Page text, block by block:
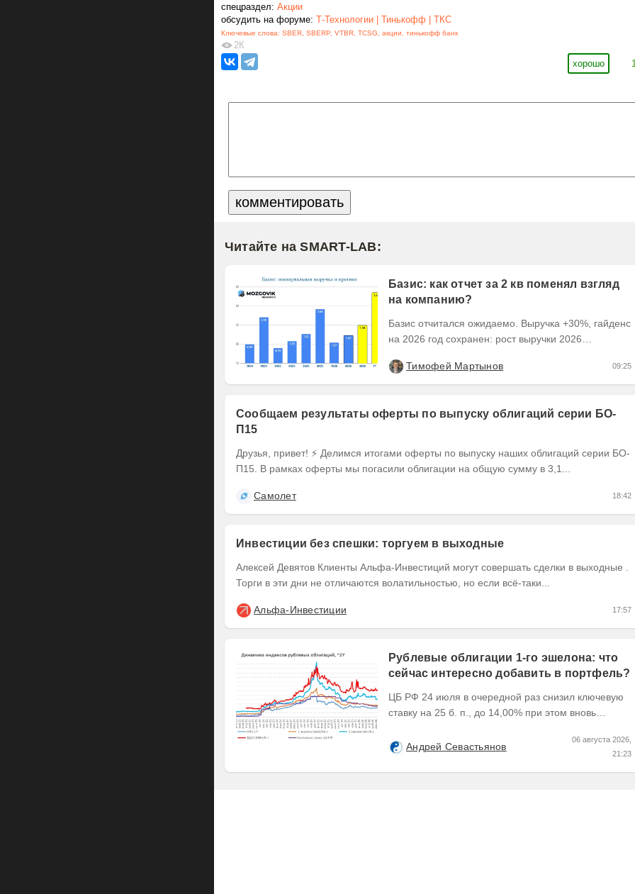
спецраздел: Акции
обсудить на форуме: Т-Технологии | Тинькофф | ТКС
Ключевые слова: SBER SBERP VTBR TCSG акции тинькофф банк
2К
хорошо
Читайте на SMART-LAB:
Базис: как отчет за 2 кв поменял взгляд
на компанию?
Базис отчитался ожидаемо. Выручка +30%, гайденс
на 2026 год сохранен: рост выручки 2026
OIBDA 60%....
Тимофей Мартынов 09:25
Сообщаем результаты оферты по выпуску облигаций серии БО-
П15
Друзья, привет! ⚡️ Делимся итогами оферты по выпуску наших облигаций серии БО-
П15. В рамках оферты мы погасили облигации на общую сумму в 3,1...
Самолет 18:42
Инвестиции без спешки: торгуем в выходные
Алексей Девятов Клиенты Альфа-Инвестиций могут совершать сделки в выходные .
Торги в эти дни не отличаются волатильностью, но если всё-таки...
Альфа-Инвестиции 17:57
Рублевые облигации 1-го эшелона: что
сейчас интересно добавить в портфель?
ЦБ РФ 24 июля в очередной раз снизил ключевую
ставку на 25 б. п., до 14,00% при этом вновь
его...Андрей Севастьянов
06 августа 2026,
21:23